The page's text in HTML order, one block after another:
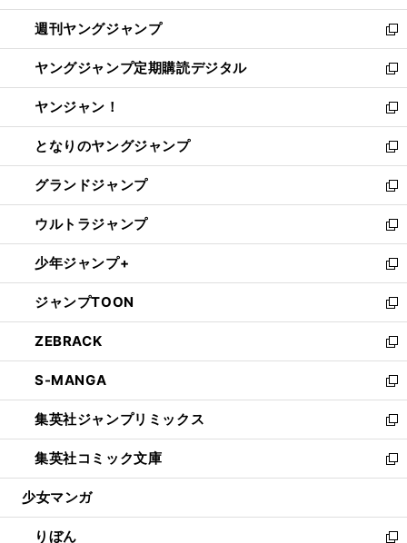
開
く
ウ
で
開
く
ン
ド
ウ
で
開
く
ウ
ィ
ン
ド
ウ
で
開
く
週刊ヤングジャンプ
新
し
い
ウ
ィ
ン
ド
ウ
で
開
く
ヤングジャンプ定期購読デジタル
新
し
い
ウ
ィ
ン
ド
ウ
で
開
く
ヤンジャン！
新
し
い
ウ
ィ
ン
ド
ウ
で
開
く
となりのヤングジャンプ
新
し
い
ウ
ィ
ン
ド
ウ
で
開
く
グランドジャンプ
新
し
い
ウ
ィ
ン
ド
ウ
で
開
く
ウルトラジャンプ
新
し
い
ウ
ィ
ン
ド
ウ
で
開
く
少年ジャンプ+
新
し
い
ウ
ィ
ン
ド
ウ
で
開
く
ジャンプTOON
新
し
い
ウ
ィ
ン
ド
ウ
で
開
ZEBRACK
新
し
い
ウ
ィ
ン
ド
ウ
開
く
S-MANGA
新
し
い
ウ
ィ
ン
ウ
で
集英社ジャンプリミックス
新
し
い
ウ
ン
ド
集英社コミック文庫
新
し
ウ
ィ
少女マンガ
りぼん